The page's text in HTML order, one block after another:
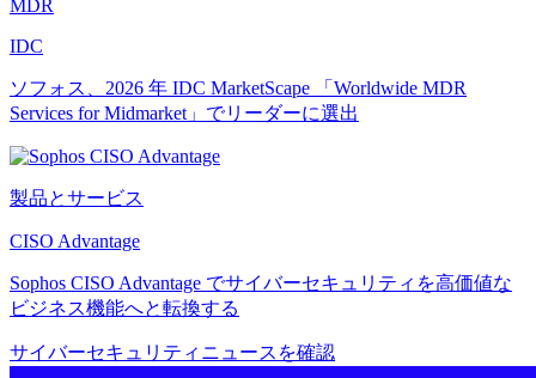
MDR
IDC
ソフォス、2026 年 IDC MarketScape 「Worldwide MDR
Services for Midmarket」でリーダーに選出
製品とサービス
CISO Advantage
Sophos CISO Advantage でサイバーセキュリティを高価値な
ビジネス機能へと転換する
サイバーセキュリティニュースを確認